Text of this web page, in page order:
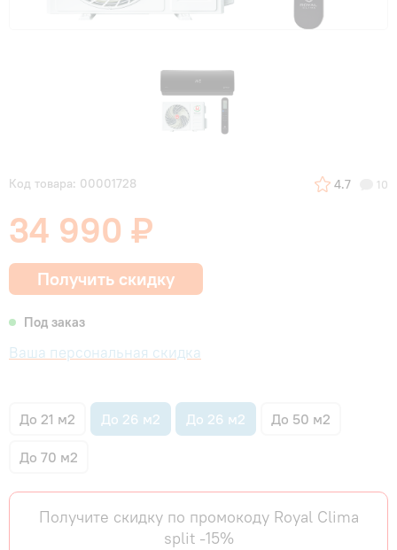
Код товара: 00001728 4.7 10
34 990 ₽
Получить скидку
Под заказ
Ваша персональная скидка
До 21 м2 До 26 м2 До 26 м2 До 50 м2
До 70 м2
Получите скидку по промокоду Royal Clima
split -15%